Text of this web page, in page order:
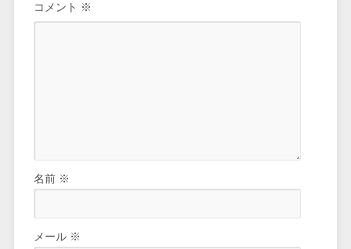
コメント ※
名前 ※
メール ※